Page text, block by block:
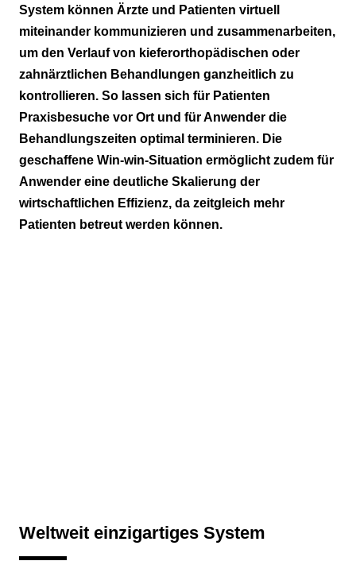
System können Ärzte und Patienten virtuell
miteinander kommunizieren und zusammenarbeiten,
um den Verlauf von kieferorthopädischen oder
zahnärztlichen Behandlungen ganzheitlich zu
kontrollieren. So lassen sich für Patienten
Praxisbesuche vor Ort und für Anwender die
Behandlungszeiten optimal terminieren. Die
geschaffene Win-win-Situation ermöglicht zudem für
Anwender eine deutliche Skalierung der
wirtschaftlichen Effizienz, da zeitgleich mehr
Patienten betreut werden können.
Weltweit einzigartiges System